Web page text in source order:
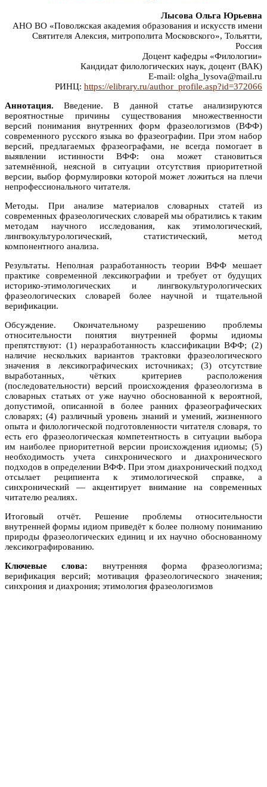
Лысова Ольга Юрьевна
АНО ВО «Поволжская академия образования и искусств имени
Святителя Алексия, митрополита Московского», Тольятти,
Россия
Доцент кафедры «Филологии»
Кандидат филологических наук, доцент (ВАК)
E-mail: olgha_lysova@mail.ru
РИНЦ: https://elibrary.ru/author_profile.asp?id=372066
Аннотация. Введение. В данной статье анализируются
вероятностные причины существования множественности
версий понимания внутренних форм фразеологизмов (ВФФ)
современного русского языка во фразеографии. При этом набор
версий, предлагаемых фразеографами, не всегда помогает в
выявлении истинности ВФФ: она может становиться
затемнённой, неясной в ситуации отсутствия приоритетной
версии, выбор формулировки которой может ложиться на плечи
непрофессионального читателя.
Методы. При анализе материалов словарных статей из
современных фразеологических словарей мы обратились к таким
методам научного исследования, как этимологический,
лингвокультурологический, статистический, метод
компонентного анализа.
Результаты. Неполная разработанность теории ВФФ мешает
практике современной лексикографии и требует от будущих
историко-этимологических и лингвокультурологических
фразеологических словарей более научной и тщательной
верификации.
Обсуждение. Окончательному разрешению проблемы
относительности понятия внутренней формы идиомы
препятствуют: (1) неразработанность классификации ВФФ; (2)
наличие нескольких вариантов трактовки фразеологического
значения в лексикографических источниках; (3) отсутствие
выработанных, чётких критериев расположения
(последовательности) версий происхождения фразеологизма в
словарных статьях от уже научно обоснованной к вероятной,
допустимой, описанной в более ранних фразеографических
словарях; (4) различный уровень знаний и умений, жизненного
опыта и филологической подготовленности читателя словаря, то
есть его фразеологическая компетентность в ситуации выбора
им наиболее приоритетной версии происхождения идиомы; (5)
необходимость учета синхронического и диахронического
подходов в определении ВФФ. При этом диахронический подход
отсылает реципиента к этимологической справке, а
синхронический — акцентирует внимание на современных
читателю реалиях.
Итоговый отчёт. Решение проблемы относительности
внутренней формы идиом приведёт к более полному пониманию
природы фразеологических единиц и их научно обоснованному
лексикографированию.
Ключевые слова: внутренняя форма фразеологизма;
верификация версий; мотивация фразеологического значения;
синхрония и диахрония; этимология фразеологизмов